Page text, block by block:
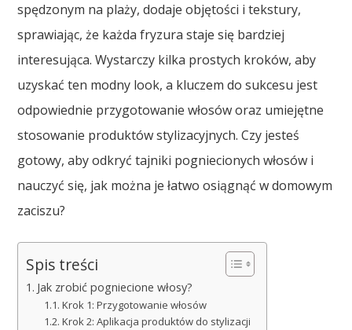
spędzonym na plaży, dodaje objętości i tekstury,
sprawiając, że każda fryzura staje się bardziej
interesująca. Wystarczy kilka prostych kroków, aby
uzyskać ten modny look, a kluczem do sukcesu jest
odpowiednie przygotowanie włosów oraz umiejętne
stosowanie produktów stylizacyjnych. Czy jesteś
gotowy, aby odkryć tajniki pogniecionych włosów i
nauczyć się, jak można je łatwo osiągnąć w domowym
zaciszu?
Spis treści
Jak zrobić pogniecione włosy?
Krok 1: Przygotowanie włosów
Krok 2: Aplikacja produktów do stylizacji